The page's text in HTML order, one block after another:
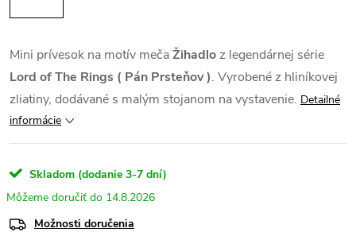
Mini prívesok na motív mečaŽihadloz legendárnej série
Lord of The Rings ( Pán Prsteňov ). Vyrobené z hliníkovej
zliatiny, dodávané s malým stojanom na vystavenie. Detailné
informácie
Skladom (dodanie 3-7 dní)
14.8.2026
Možnosti doručenia